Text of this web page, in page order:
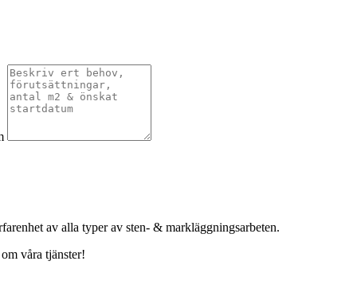
av alla typer av sten- & markläggningsarbeten.
våra tjänster!